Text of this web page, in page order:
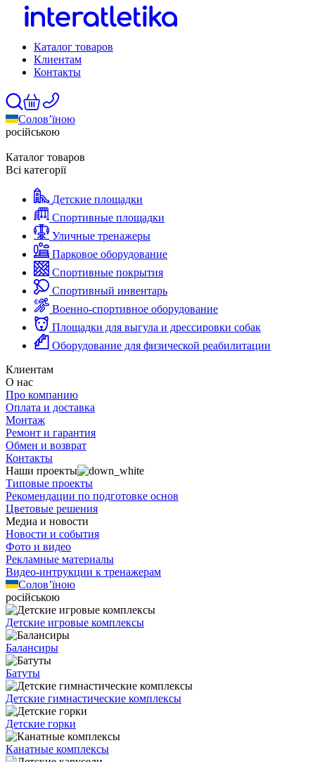
Каталог товаров
Клиентам
Контакты
Солов’їною
російською
Каталог товаров
Всі категорії
Детские площадки
Спортивные площадки
Уличные тренажеры
Парковое оборудование
Спортивные покрытия
Спортивный инвентарь
Военно-спортивное оборудование
Площадки для выгула и дрессировки собак
Оборудование для физической реабилитации
Клиентам
О нас
Про компанию
Оплата и доставка
Монтаж
Ремонт и гарантия
Обмен и возврат
Контакты
Наши проекты
Типовые проекты
Рекомендации по подготовке основ
Цветовые решения
Медиа и новости
Новости и события
Фото и видео
Рекламные материалы
Видео-интрукции к тренажерам
Солов’їною
російською
Детские игровые комплексы
Балансиры
Батуты
Детские гимнастические комплексы
Детские горки
Канатные комплексы